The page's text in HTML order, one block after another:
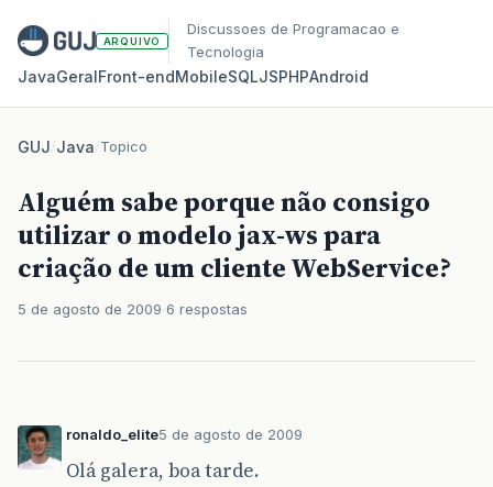
ARQUIVO
Discussoes de Programacao e
Tecnologia
JavaGeralFront‑endMobileSQLJSPHPAndroid
GUJ/Java/Topico
Alguém sabe porque não consigo
utilizar o modelo jax-ws para
criação de um cliente WebService?
5 de agosto de 2009 6 respostas
ronaldo_elite5 de agosto de 2009
Olá galera, boa tarde.